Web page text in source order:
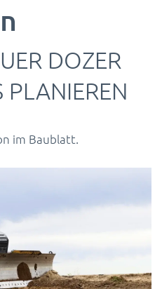
DOZER
PLANIEREN
im Baublatt.